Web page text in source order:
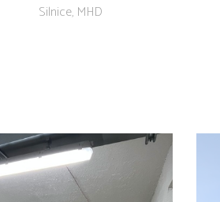
Silnice, MHD